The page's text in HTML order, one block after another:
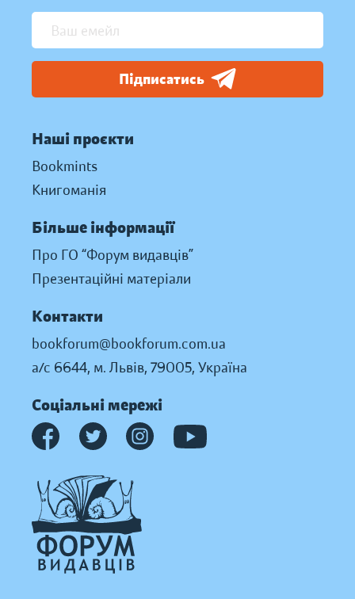
Підписатись
Наші проєкти
Bookmints
Книгоманія
Більше інформації
Про ГО “Форум видавців”
Презентаційні матеріали
Контакти
bookforum@bookforum.com.ua
а/с 6644, м. Львів, 79005, Україна
Соціальні мережі